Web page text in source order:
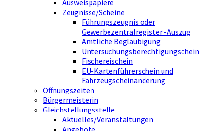
Ausweispapiere
Zeugnisse/Scheine
Führungszeugnis oder
Gewerbezentralregister -Auszug
Amtliche Beglaubigung
Untersuchungsberechtigungschein
Fischereischein
EU-Kartenführerschein und
Fahrzeugscheinänderung
Öffnungszeiten
Bürgermeisterin
Gleichstellungsstelle
Aktuelles/Veranstaltungen
Angebote